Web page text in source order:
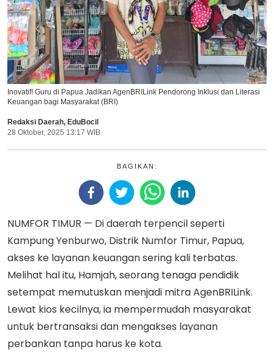
Inovatif! Guru di Papua Jadikan AgenBRILink Pendorong Inklusi dan Literasi
Keuangan bagi Masyarakat (BRI)
Redaksi Daerah, EduBocil
28 Oktober, 2025 13:17 WIB
BAGIKAN:
NUMFOR TIMUR — Di daerah terpencil seperti
Kampung Yenburwo, Distrik Numfor Timur, Papua,
akses ke layanan keuangan sering kali terbatas.
Melihat hal itu, Hamjah, seorang tenaga pendidik
setempat memutuskan menjadi mitra AgenBRILink.
Lewat kios kecilnya, ia mempermudah masyarakat
untuk bertransaksi dan mengakses layanan
perbankan tanpa harus ke kota.